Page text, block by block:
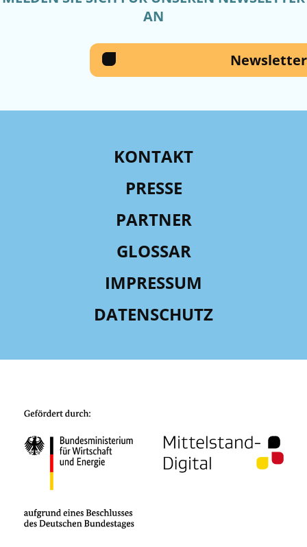
AN
Newsletter
KONTAKT
PRESSE
PARTNER
GLOSSAR
IMPRESSUM
DATENSCHUTZ